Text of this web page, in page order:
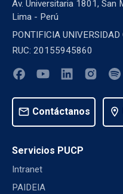
Av. Universitaria 1801, San
Lima - Perú
PONTIFICIA
RUC: 20155945860
mail Contáctanos location_on
Servicios PUCP
Intranet
PAIDEIA